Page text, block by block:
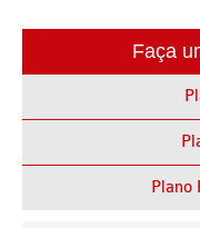
PLANO DE SAÚDE
ALLIANZ PLANO DE
AMEPLAN PLANO DE
Faça